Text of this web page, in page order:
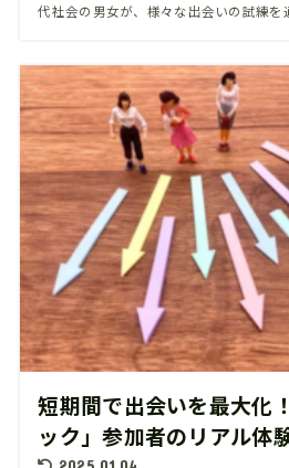
代社会の男女が、様々な出会いの試練を
短期間で出会いを最大化
ック」参加者のリアル体